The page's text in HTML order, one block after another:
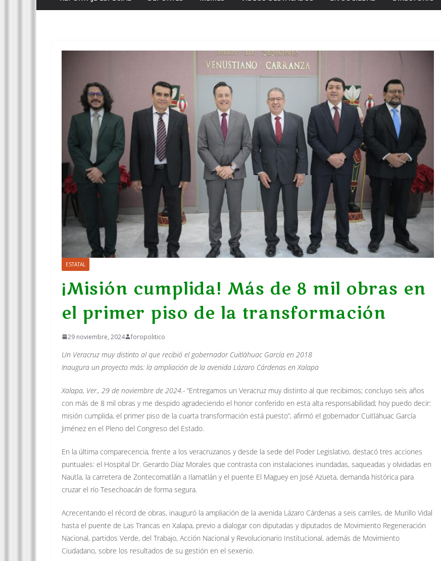
ESTATAL
¡Misión cumplida! Más de 8 mil obras en
el primer piso de la transformación
29 noviembre, 2024 foropolitico
Un Veracruz muy distinto al que recibió el gobernador Cuitláhuac García en 2018
Inaugura un proyecto más: la ampliación de la avenida Lázaro Cárdenas en Xalapa
Xalapa, Ver., 29 de noviembre de 2024.- “Entregamos un Veracruz muy distinto al que recibimos; concluyo seis años
con más de 8 mil obras y me despido agradeciendo el honor conferido en esta alta responsabilidad; hoy puedo decir:
misión cumplida, el primer piso de la cuarta transformación está puesto”, afirmó el gobernador Cuitláhuac García
Jiménez en el Pleno del Congreso del Estado.
En la última comparecencia, frente a los veracruzanos y desde la sede del Poder Legislativo, destacó tres acciones
puntuales: el Hospital Dr. Gerardo Díaz Morales que contrasta con instalaciones inundadas, saqueadas y olvidadas en
Nautla, la carretera de Zontecomatlán a Ilamatlán y el puente El Maguey en José Azueta, demanda histórica para
cruzar el río Tesechoacán de forma segura.
Acrecentando el récord de obras, inauguró la ampliación de la avenida Lázaro Cárdenas a seis carriles, de Murillo Vidal
hasta el puente de Las Trancas en Xalapa, previo a dialogar con diputadas y diputados de Movimiento Regeneración
Nacional, partidos Verde, del Trabajo, Acción Nacional y Revolucionario Institucional, además de Movimiento
Ciudadano, sobre los resultados de su gestión en el sexenio.